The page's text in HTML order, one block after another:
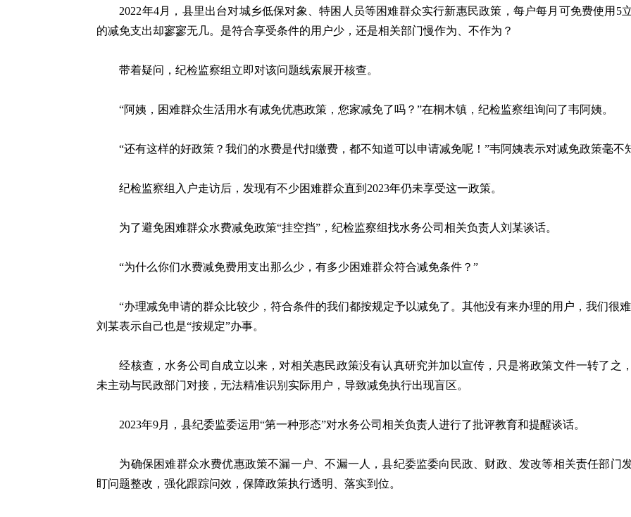
2022年4月，县里出台对城乡低保对象、特困人员等困难群众实行新惠民政策，每户每月可免费使用5
的减免支出却寥寥无几。是符合享受条件的用户少，还是相关部门慢作为、不作为？
带着疑问，纪检监察组立即对该问题线索展开核查。
“阿姨，困难群众生活用水有减免优惠政策，您家减免了吗？”在桐木镇，纪检监察组询问了韦阿姨。
“还有这样的好政策？我们的水费是代扣缴费，都不知道可以申请减免呢！”韦阿姨表示对减免政策毫不
纪检监察组入户走访后，发现有不少困难群众直到2023年仍未享受这一政策。
为了避免困难群众水费减免政策“挂空挡”，纪检监察组找水务公司相关负责人刘某谈话。
“为什么你们水费减免费用支出那么少，有多少困难群众符合减免条件？”
“办理减免申请的群众比较少，符合条件的我们都按规定予以减免了。其他没有来办理的用户，我们很
刘某表示自己也是“按规定”办事。
经核查，水务公司自成立以来，对相关惠民政策没有认真研究并加以宣传，只是将政策文件一转了之
未主动与民政部门对接，无法精准识别实际用户，导致减免执行出现盲区。
2023年9月，县纪委监委运用“第一种形态”对水务公司相关负责人进行了批评教育和提醒谈话。
为确保困难群众水费优惠政策不漏一户、不漏一人，县纪委监委向民政、财政、发改等相关责任部门
盯问题整改，强化跟踪问效，保障政策执行透明、落实到位。